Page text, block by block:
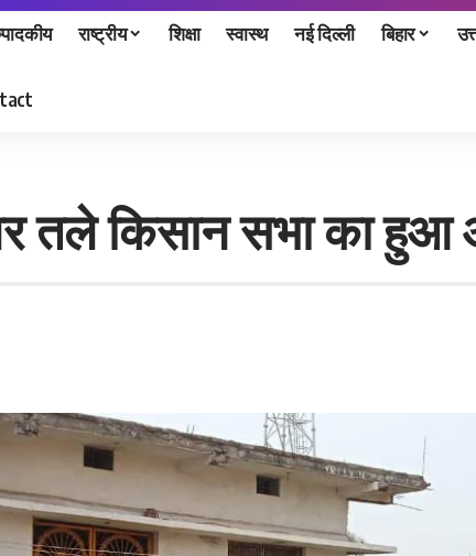
राष्ट्रीय शिक्षा स्वास्थ नई दिल्ली बिहार
तले किसान सभा का